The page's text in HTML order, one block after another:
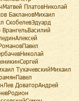
ПлатовНиколай
БаклановМихаил
СкобелевЭдуард
ТухачевскийМихаил
ДоваторАндрей